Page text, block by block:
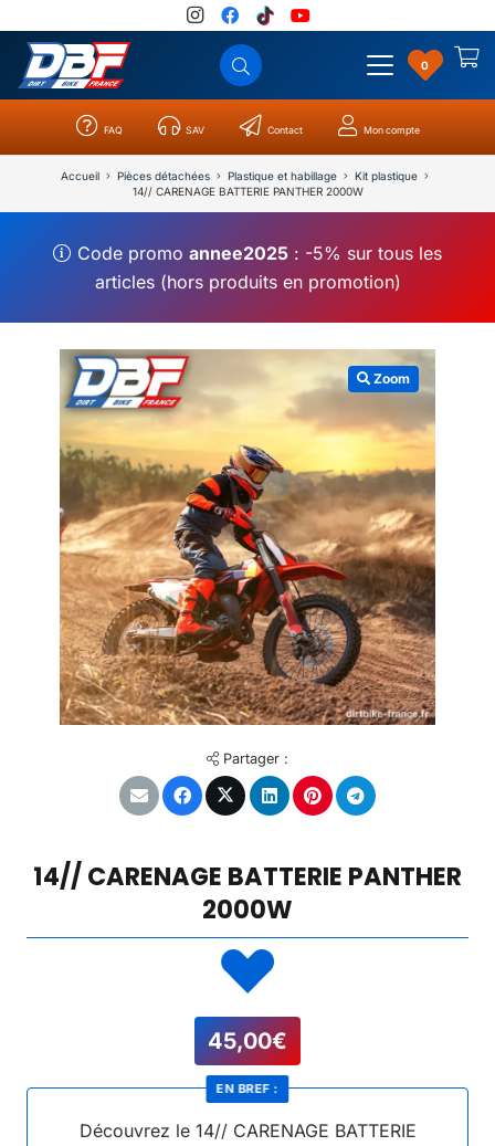
0
FAQ SAV Contact Mon compte
Accueil Pièces détachées Plastique et habillage
Kit plastique
14// CARENAGE BATTERIE PANTHER 2000W
Code promoannee2025 : -5% sur tous les
articles (hors produits en promotion)
Zoom
Partager :
14// CARENAGE BATTERIE PANTHER
2000W
45,00€
Découvrez le 14// CARENAGE BATTERIE
EN BREF :
Catégories Résultats